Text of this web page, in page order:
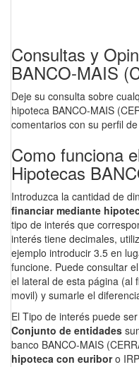
Consultas y
BANCO-MAIS
Deje su consulta sobre
hipoteca BANCO-MAIS
comentarios con su perfil
Como funciona
Hipotecas
Introduzca la cantidad de
financiar mediante
tipo de interés que
interés tiene decimales,
ejemplo introducir 3.5 en
funcione. Puede consultar
el lateral de esta página (al
movil) y sumarle el
El Tipo de interés puede
Conjunto de entidades
banco BANCO-MAIS
hipoteca con euriboro